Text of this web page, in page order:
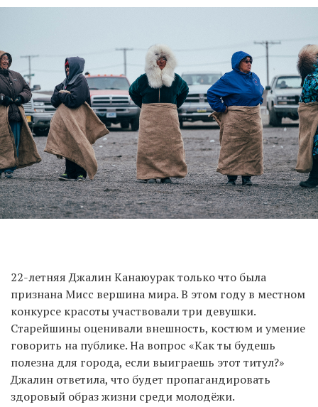
22-летняя Джалин Канаюурак только что была
признана Мисс вершина мира. В этом году в местном
конкурсе красоты участвовали три девушки.
Старейшины оценивали внешность, костюм и умение
говорить на публике. На вопрос «Как ты будешь
полезна для города, если выиграешь этот титул?»
Джалин ответила, что будет пропагандировать
здоровый образ жизни среди молодёжи.